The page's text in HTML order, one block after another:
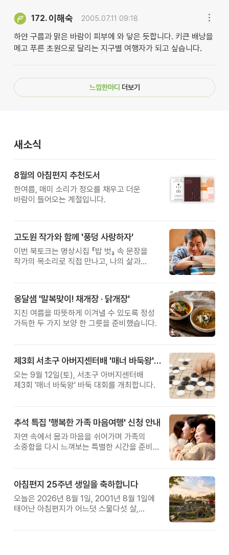
172. 이해숙 2005.07.11 09:18
하얀 구름과 맑은 바람이 피부에 와 닿은 듯합니다. 키큰 배낭을
메고 푸른 초원으로 달리는 지구별 여행자가 되고 싶습니다.
느낌한마디 더보기
새소식
8월의 아침편지 추천도서
한여름, 매미 소리가 정오를 채우고 더운
바람이 들어오는 계절입니다.
고도원 작가와 함께 '풍덩 사랑하자'
이번 북토크는 명상시집 『밥 벗』 속 문장을
작가의 목소리로 직접 만나고, 나의 삶과
옹달샘 '말복맞이! 채개장 · 닭개장'
지친 여름을 따뜻하게 이겨낼 수 있도록 정성
가득한 두 가지 보양 한 그릇을 준비했습니다.
제3회 서초구 아버지센터배 '매너 바둑왕' 대회
오는 9월 12일(토), 서초구 아버지센터배
제3회 '매너 바둑왕' 바둑 대회를 개최합니다.
추석 특집 '행복한 가족 마음여행' 신청 안내
자연 속에서 몸과 마음을 쉬어가며 가족의
소중함을 다시 느껴보는 특별한 시간을 준비해
아침편지 25주년 생일을 축하합니다
오늘은 2026년 8월 1일, 2001년 8월 1일에
태어난 아침편지가 어느덧 스물다섯 살,